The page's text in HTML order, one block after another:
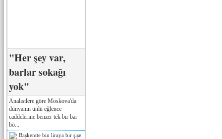
"Her şey var,
barlar sokağı
yok"
Analistlere göre Moskova'da
dünyanın ünlü eğlence
caddelerine benzer tek bir bar
bö...